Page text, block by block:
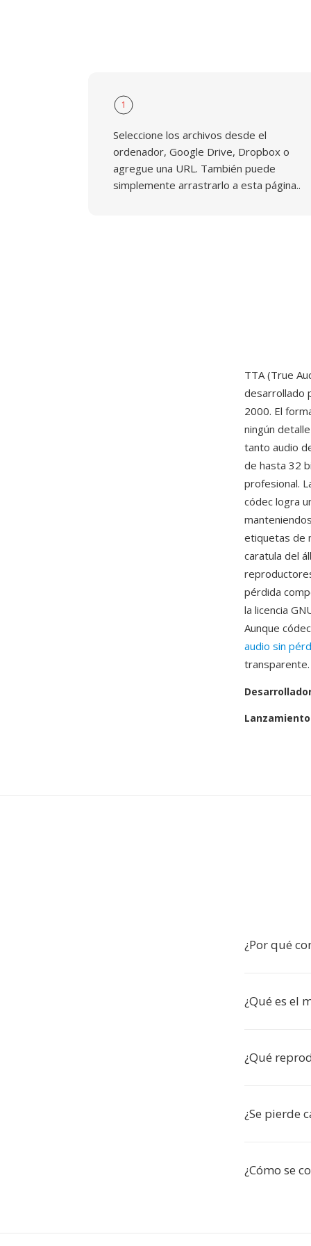
1
Seleccione los archivos desde el
ordenador, Google Drive, Dropbox o
agregue una URL. También puede
simplemente arrastrarlo a esta página..
TTA (True
desarrollado
2000. El
ningún
tanto audio
de hasta 32
profesional.
códec logra
etiquetas de
caratula del
pérdida
la licencia
Aunque
audio sin
transparente.
¿Por qué
¿Qué es el
¿Qué
¿Se pierde
¿Cómo se